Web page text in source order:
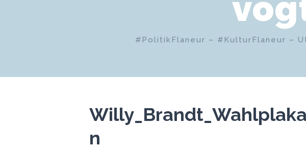
#PolitikFlaneur – #KulturFlaneur –
n